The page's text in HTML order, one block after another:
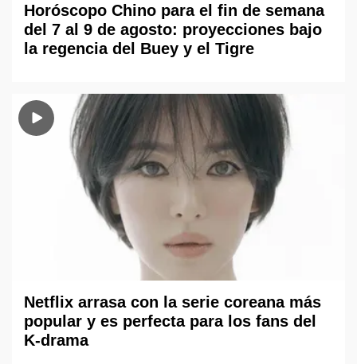
Horóscopo Chino para el fin de semana
del 7 al 9 de agosto: proyecciones bajo
la regencia del Buey y el Tigre
Netflix arrasa con la serie coreana más
popular y es perfecta para los fans del
K-drama